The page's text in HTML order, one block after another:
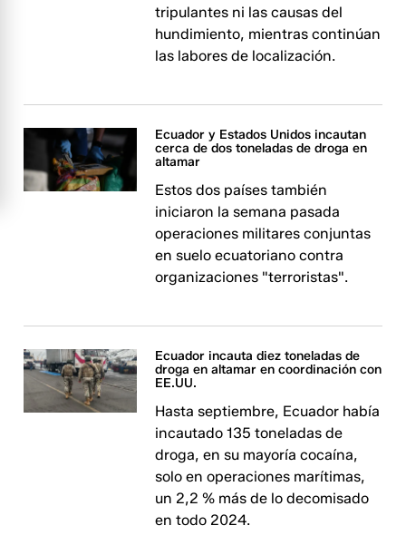
tripulantes ni las causas del
hundimiento, mientras continúan
las labores de localización.
Ecuador y Estados Unidos incautan
cerca de dos toneladas de droga en
altamar
Estos dos países también
iniciaron la semana pasada
operaciones militares conjuntas
en suelo ecuatoriano contra
organizaciones "terroristas".
Ecuador incauta diez toneladas de
droga en altamar en coordinación con
EE.UU.
Hasta septiembre, Ecuador había
incautado 135 toneladas de
droga, en su mayoría cocaína,
solo en operaciones marítimas,
un 2,2 % más de lo decomisado
en todo 2024.